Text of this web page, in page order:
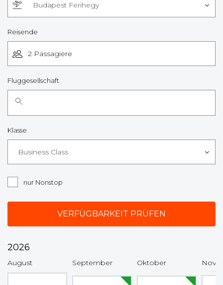
Budapest Ferihegy
Reisende
Fluggesellschaft
Klasse
Business Class
nur Nonstop
2026
August September Oktober